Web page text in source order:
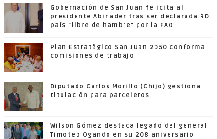
Gobernación de San Juan felicita al
presidente Abinader tras ser declarada RD
país "libre de hambre" por la FAO
Plan Estratégico San Juan 2050 conforma
comisiones de trabajo
Diputado Carlos Morillo (Chijo) gestiona
titulación para parceleros
Wilson Gómez destaca legado del general
Timoteo Ogando en su 208 aniversario